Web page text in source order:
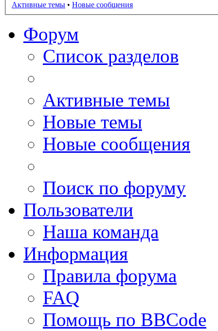
Активные темы • Новые сообщения
Форум
Список разделов
Активные темы
Новые темы
Новые сообщения
Поиск по форуму
Пользователи
Наша команда
Информация
Правила форума
FAQ
Помощь по BBCode